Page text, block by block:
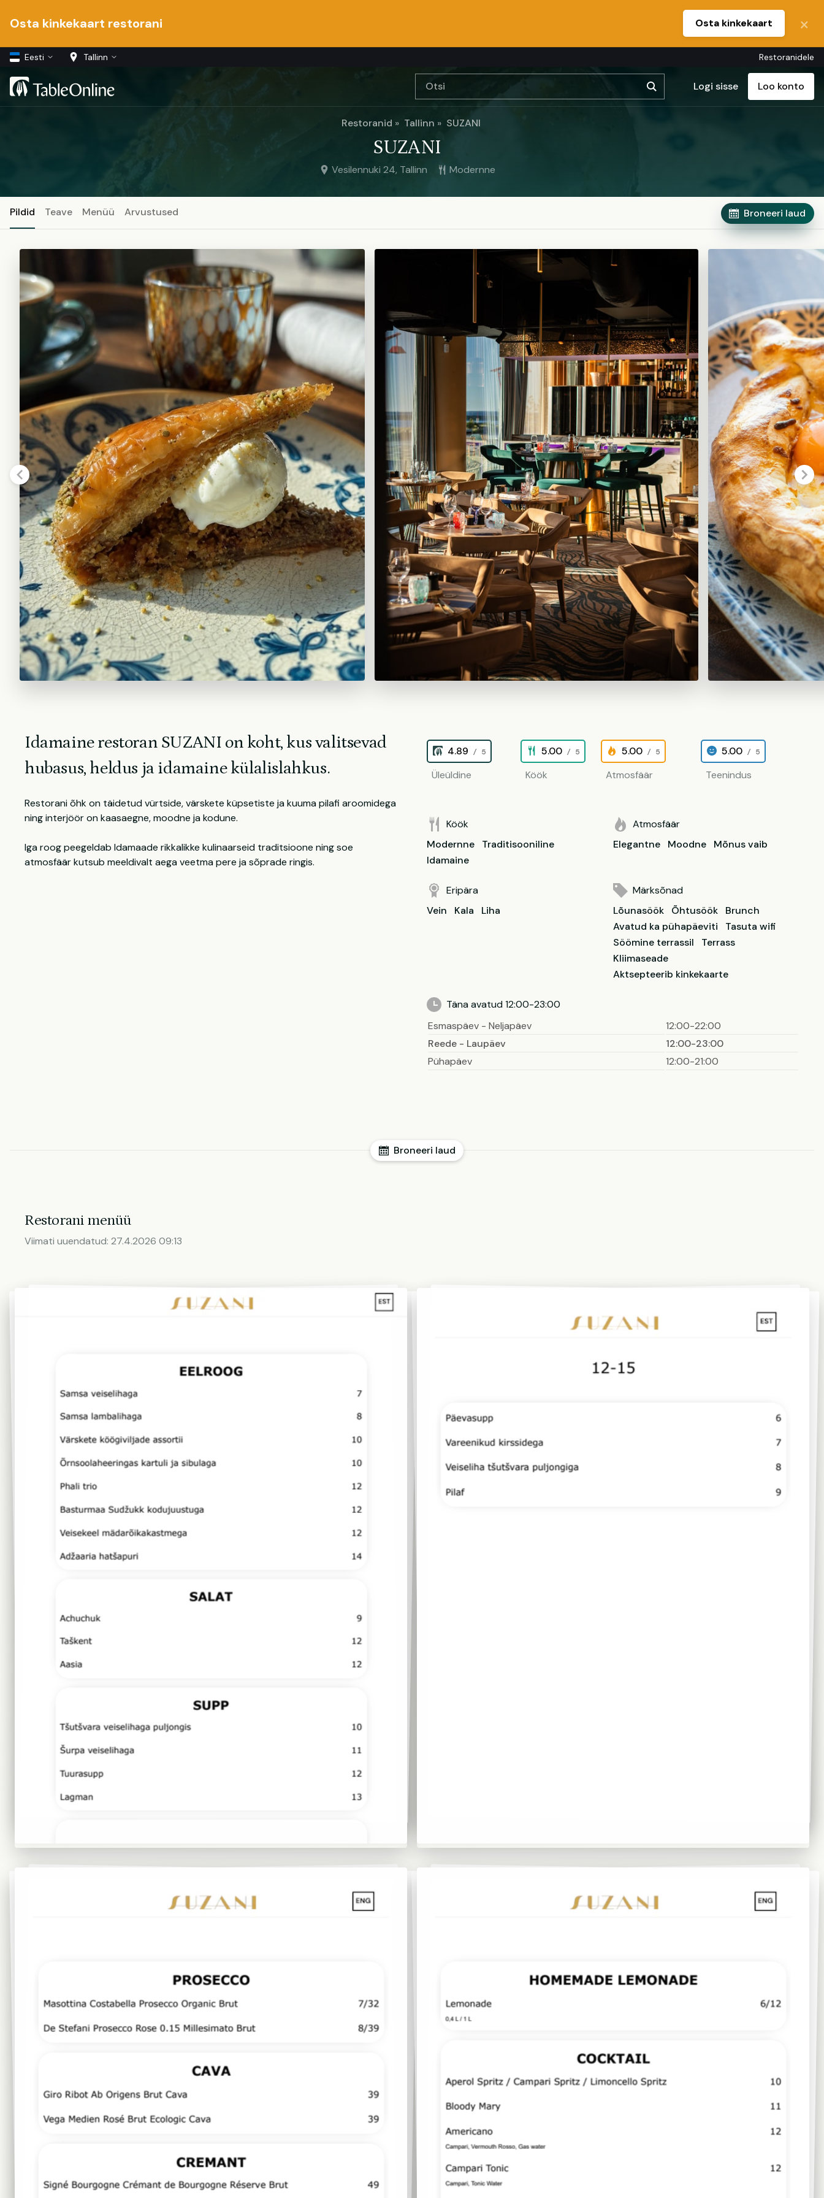
Osta kinkekaart restorani Osta kinkekaart
Eesti Tallinn Restoranidele
Logi sisse Loo konto
Restoranid Tallinn SUZANI
SUZANI
Vesilennuki 24, Tallinn Modernne
Pildid Teave Menüü Arvustused Broneeri laud
Idamaine restoran SUZANI on koht, kus valitsevad
hubasus, heldus ja idamaine külalislahkus.
Restorani õhk on täidetud vürtside, värskete küpsetiste ja kuuma pilafi aroomidega
ning interjöör on kaasaegne, moodne ja kodune.
Iga roog peegeldab Idamaade rikkalikke kulinaarseid traditsioone ning soe
atmosfäär kutsub meeldivalt aega veetma pere ja sõprade ringis.
4.89 / 5
Üleüldine
5.00 / 5
Köök
5.00 / 5
Atmosfäär
5.00/ 5
Teenindus
Köök
Modernne
Traditisooniline
Idamaine
Atmosfäär
Elegantne
Moodne Mõnus vaib
Eripära
Vein
Kala Liha
Märksõnad
Lõunasöök
Õhtusöök
Brunch
Avatud ka pühapäeviti
Tasuta wifi
Söömine terrassil
Terrass
Kliimaseade
Aktsepteerib kinkekaarte
Täna avatud 12:00-23:00
Esmaspäev - Neljapäev
12:00-22:00
Reede - Laupäev
12:00-23:00
Pühapäev
12:00-21:00
Broneeri laud
Restorani menüü
Viimati uuendatud: 27.4.2026 09:13